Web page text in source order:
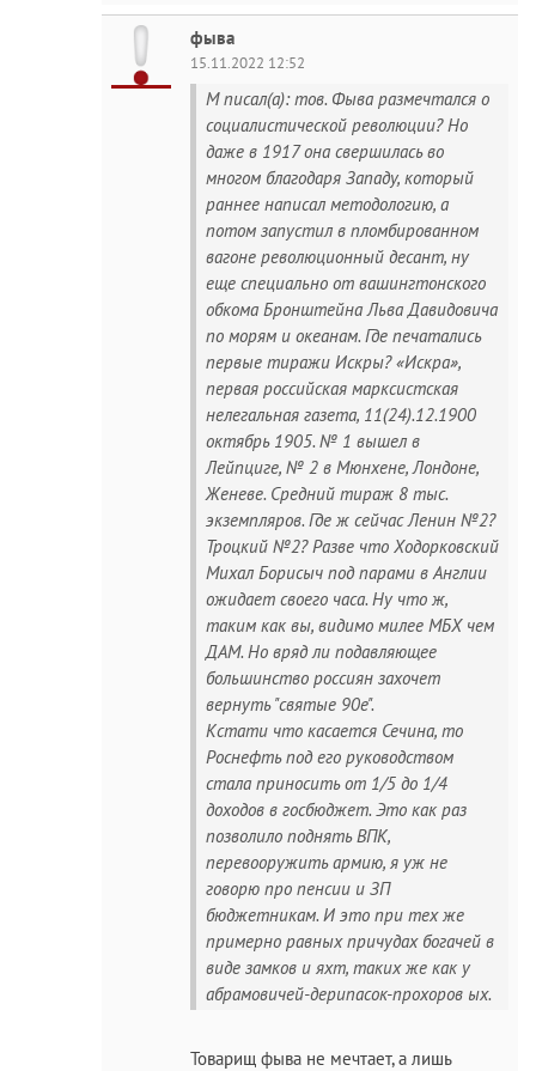
фыва
15.11.2022 12:52
M писал(а): тов. Фыва размечтался о
социалистической революции? Но
даже в 1917 она свершилась во
многом благодаря Западу, который
раннее написал методологию, а
потом запустил в пломбированном
вагоне революционный десант, ну
еще специально от вашингтонского
обкома Бронштейна Льва Давидовича
по морям и океанам. Где печатались
первые тиражи Искры? «Искра»,
первая российская марксистская
нелегальная газета, 11(24).12.1900
октябрь 1905. № 1 вышел в
Лейпциге, № 2 в Мюнхене, Лондоне,
Женеве. Средний тираж 8 тыс.
экземпляров. Где ж сейчас Ленин №2?
Троцкий №2? Разве что Ходорковский
Михал Борисыч под парами в Англии
ожидает своего часа. Ну что ж,
таким как вы, видимо милее МБХ чем
ДАМ. Но вряд ли подавляющее
большинство россиян захочет
вернуть "святые 90е".
Кстати что касается Сечина, то
Роснефть под его руководством
стала приносить от 1/5 до 1/4
доходов в госбюджет. Это как раз
позволило поднять ВПК,
перевооружить армию, я уж не
говорю про пенсии и ЗП
бюджетникам. И это при тех же
примерно равных причудах богачей в
виде замков и яхт, таких же как у
абрамовичей-дерипасок-прохоров ых.
Товарищ фыва не мечтает, а лишь